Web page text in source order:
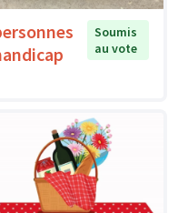
Soumis
au vote